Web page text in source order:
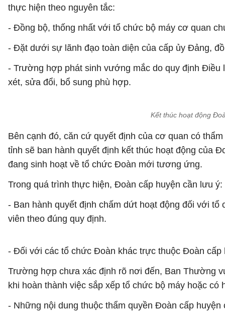
thực hiện theo nguyên tắc:
- Đồng bộ, thống nhất với tổ chức bộ máy cơ quan
- Đặt dưới sự lãnh đạo toàn diện của cấp ủy Đảng,
- Trường hợp phát sinh vướng mắc do quy định
xét, sửa đổi, bổ sung phù hợp.
Kết thúc hoạt động
Bên cạnh đó, căn cứ quyết định của cơ quan có
tỉnh sẽ ban hành quyết định kết thúc hoạt động của
đang sinh hoạt về tổ chức Đoàn mới tương ứng.
Trong quá trình thực hiện, Đoàn cấp huyện cần lưu ý:
- Ban hành quyết định chấm dứt hoạt động đối với
viên theo đúng quy định.
- Đối với các tổ chức Đoàn khác trực thuộc Đoàn
Trường hợp chưa xác định rõ nơi đến, Ban Thường
khi hoàn thành việc sắp xếp tổ chức bộ máy hoặc có
- Những nội dung thuộc thẩm quyền Đoàn cấp